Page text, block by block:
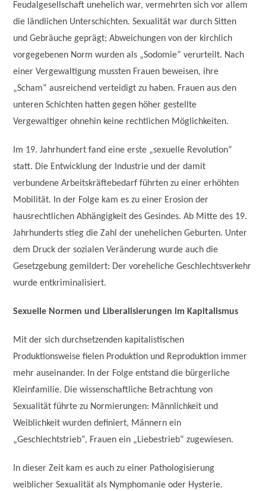
Feudalgesellschaft unehelich war, vermehrten sich vor allem
die ländlichen Unterschichten. Sexualität war durch Sitten
und Gebräuche geprägt; Abweichungen von der kirchlich
vorgegebenen Norm wurden als „Sodomie“ verurteilt. Nach
einer Vergewaltigung mussten Frauen beweisen, ihre
„Scham“ ausreichend verteidigt zu haben. Frauen aus den
unteren Schichten hatten gegen höher gestellte
Vergewaltiger ohnehin keine rechtlichen Möglichkeiten.
Im 19. Jahrhundert fand eine erste „sexuelle Revolution“
statt. Die Entwicklung der Industrie und der damit
verbundene Arbeitskräftebedarf führten zu einer erhöhten
Mobilität. In der Folge kam es zu einer Erosion der
hausrechtlichen Abhängigkeit des Gesindes. Ab Mitte des 19.
Jahrhunderts stieg die Zahl der unehelichen Geburten. Unter
dem Druck der sozialen Veränderung wurde auch die
Gesetzgebung gemildert: Der voreheliche Geschlechtsverkehr
wurde entkriminalisiert.
Sexuelle Normen und Liberalisierungen im Kapitalismus
Mit der sich durchsetzenden kapitalistischen
Produktionsweise fielen Produktion und Reproduktion immer
mehr auseinander. In der Folge entstand die bürgerliche
Kleinfamilie. Die wissenschaftliche Betrachtung von
Sexualität führte zu Normierungen: Männlichkeit und
Weiblichkeit wurden definiert, Männern ein
„Geschlechtstrieb“, Frauen ein „Liebestrieb“ zugewiesen.
In dieser Zeit kam es auch zu einer Pathologisierung
weiblicher Sexualität als Nymphomanie oder Hysterie.